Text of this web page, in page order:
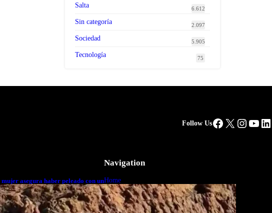
Salta 6.612
Sin categoría 2.097
Sociedad 5.905
Tecnología 75
Follow UsFacebook
X
mujer asegura haber peleado con un
cuerpo a cuerpo
Navigation
Home
Business
Lifestyle